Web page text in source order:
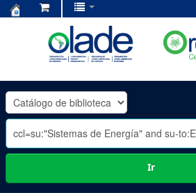
OLADE
-
Ir